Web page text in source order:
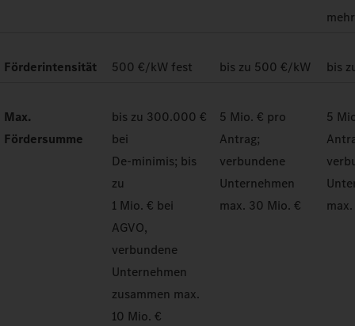
mehr
Förderintensität 500 €/kW fest bis zu 500 €/kW bis
Max.
Fördersumme
bis zu 300.000 €
bei
De-minimis; bis
zu
1 Mio. € bei
AGVO,
verbundene
Unternehmen
zusammen max.
10 Mio. €
5 Mio. € pro
Antrag;
verbundene
Unternehmen
max. 30 Mio. €
5